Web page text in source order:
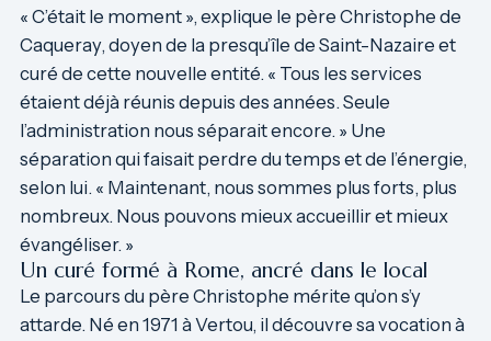
« C’était le moment », explique le père Christophe de
Caqueray, doyen de la presqu’île de Saint-Nazaire et
curé de cette nouvelle entité. « Tous les services
étaient déjà réunis depuis des années. Seule
l’administration nous séparait encore. » Une
séparation qui faisait perdre du temps et de l’énergie,
selon lui. « Maintenant, nous sommes plus forts, plus
nombreux. Nous pouvons mieux accueillir et mieux
évangéliser. »
Un curé formé à Rome, ancré dans le local
Le parcours du père Christophe mérite qu’on s’y
attarde. Né en 1971 à Vertou, il découvre sa vocation à